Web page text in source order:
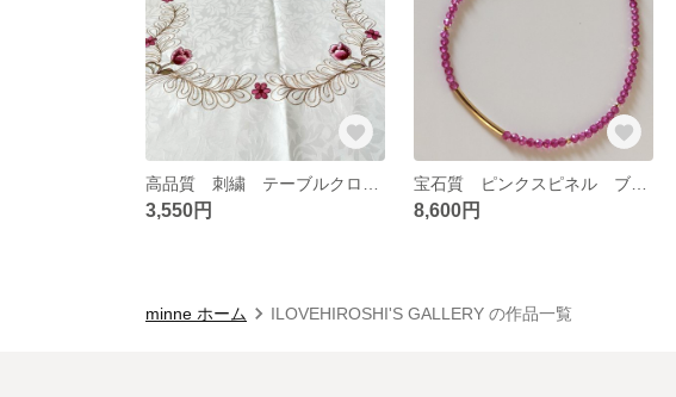
3,550円
宝石質 ピンクスピネル ブレスレット
8,600円
minne ホーム ILOVEHIROSHI'S GALLERY の作品一覧